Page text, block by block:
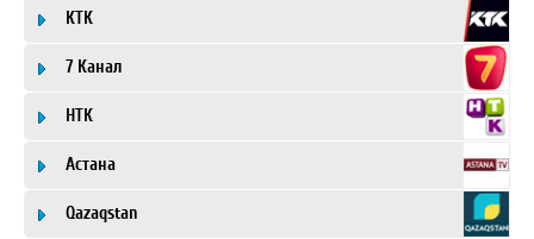
КТК
7 Канал
НТК
Астана
Qazaqstan